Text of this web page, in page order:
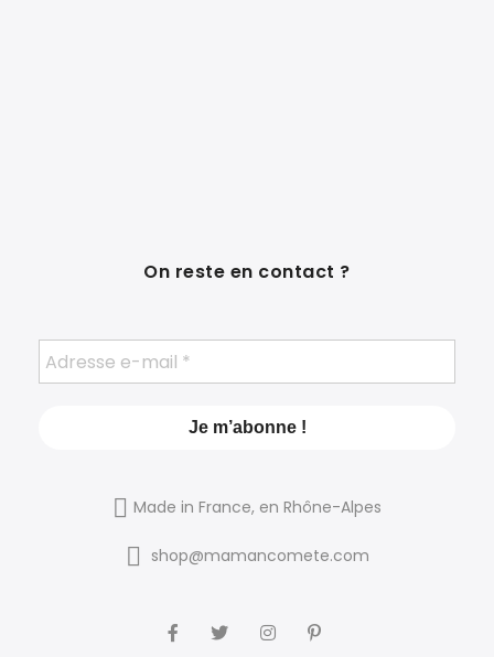
On reste en contact ?
Made in France, en Rhône-Alpes
shop@mamancomete.com